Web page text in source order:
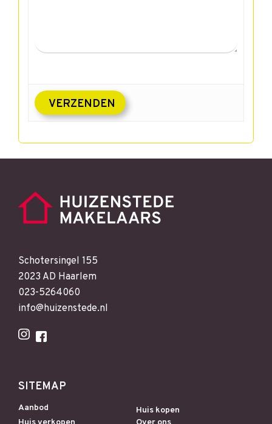
Schotersingel 155
2023 AD Haarlem
023-5264060
info@huizenstede.nl
SITEMAP
Aanbod
Huis kopen